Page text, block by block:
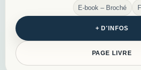
E-book – Broché
+ D'INFOS
PAGE LIVRE